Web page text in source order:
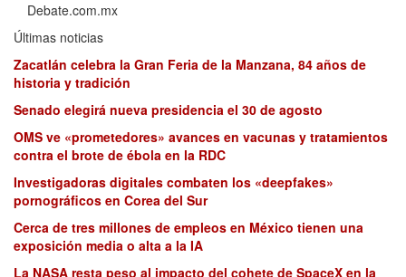
Debate.com.mx
Últimas noticias
Zacatlán celebra la Gran Feria de la Manzana, 84 años de
historia y tradición
Senado elegirá nueva presidencia el 30 de agosto
OMS ve «prometedores» avances en vacunas y tratamientos
contra el brote de ébola en la RDC
Investigadoras digitales combaten los «deepfakes»
pornográficos en Corea del Sur
Cerca de tres millones de empleos en México tienen una
exposición media o alta a la IA
La NASA resta peso al impacto del cohete de SpaceX en la